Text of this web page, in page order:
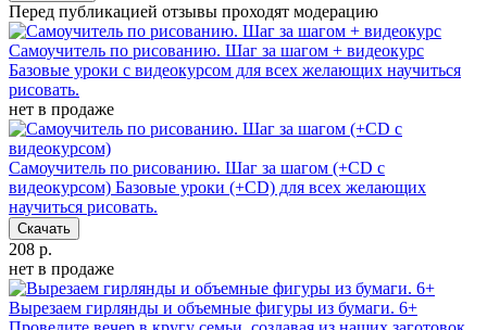
Перед публикацией отзывы проходят модерацию
Самоучитель по рисованию. Шаг за шагом + видеокурс
Базовые уроки с видеокурсом для всех желающих научиться
рисовать.
нет в продаже
Самоучитель по рисованию. Шаг за шагом (+CD с
видеокурсом) Базовые уроки (+CD) для всех желающих
научиться рисовать.
Скачать
208 р.
нет в продаже
Вырезаем гирлянды и объемные фигуры из бумаги. 6+